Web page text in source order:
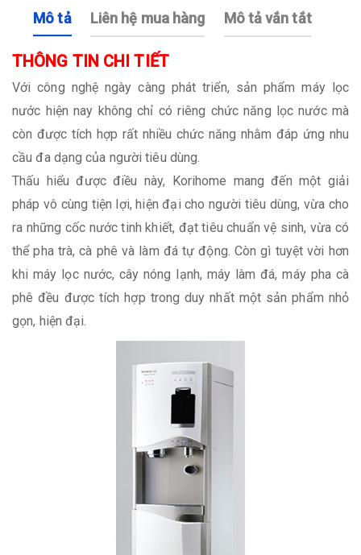
Mô tả Liên hệ mua hàng Mô tả vắn tắt
THÔNG TIN CHI TIẾT
Với công nghệ ngày càng phát triển, sản phẩm máy lọc
nước hiện nay không chỉ có riêng chức năng lọc nước mà
còn được tích hợp rất nhiều chức năng nhằm đáp ứng nhu
cầu đa dạng của người tiêu dùng.
Thấu hiểu được điều này, Korihome mang đến một giải
pháp vô cùng tiện lợi, hiện đại cho người tiêu dùng, vừa cho
ra những cốc nước tinh khiết, đạt tiêu chuẩn vệ sinh, vừa có
thể pha trà, cà phê và làm đá tự động. Còn gì tuyệt vời hơn
khi máy lọc nước, cây nóng lạnh, máy làm đá, máy pha cà
phê đều được tích hợp trong duy nhất một sản phẩm nhỏ
gọn, hiện đại.